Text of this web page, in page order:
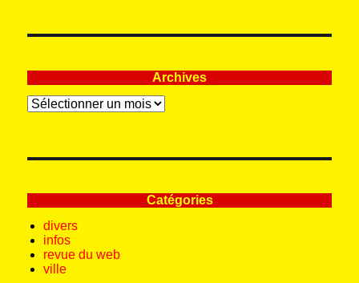
Archives
Archives
Catégories
divers
infos
revue du web
ville